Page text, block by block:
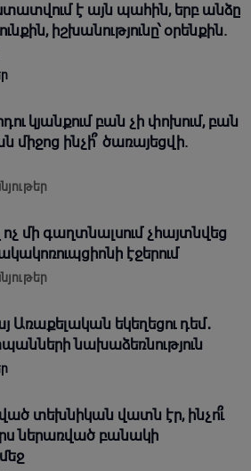
է այն պահին, երբ անձը
իշխանությունը՝ օրենքին.
կյանքում բան չի փոխում, բան
ինչի՞ ծառայեցվի.
մի գաղտնալսում չհայտնվեց
էջերում
Առաքելական եկեղեցու դեմ․
նախաձեռնություն
տեխնիկան վատն էր, ինչո՞ւ
ներառված բանակի